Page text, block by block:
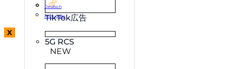
TikTok広告
5G RCS
NEW
Deutsch
Português
X